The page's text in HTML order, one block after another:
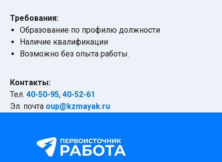
Требования:
Образование по профилю должности
Наличие квалификации
Возможно без опыта работы.
Контакты:
Тел. 40-50-95, 40-52-61
Эл. почта oup@kzmayak.ru
СОТРУДНИЧЕСТВО